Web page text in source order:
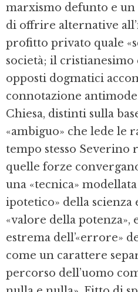
marxismo defunto e un
di offrire alternative
profitto privato quale
società; il cristianesimo
opposti dogmatici
connotazione
Chiesa, distinti sulla
«ambiguo» che lede le
tempo stesso Severino
quelle forze
una «tecnica»
ipotetico» della scienza
«valore della potenza»,
estrema dell’«errore»
come un carattere
percorso dell’uomo